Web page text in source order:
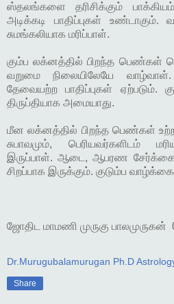
ஸ்தலங்களை தரிசிக்கும்
அடிக்கடி பாதிப்புகள்
சுமங்கலியாக மரிப்பாள்.
கும்ப லக்னத்தில் பிறந்த பெண்கள்
வறுமை நிலையிலேயே
தேவையற்ற பாதிப்புகள் ஏற்படும்.
திருப்தியாக அமையாது.
மீன லக்னத்தில் பிறந்த பெண்கள்
சுபாவமும், பெரியவர்களிடம்
இருப்பாள். ஆடை, ஆபரண
சிறப்பாக இருக்கும். குடும்ப
ஜோதிட மாமணி முருகு பாலமுருகன்
Dr.Murugubalamurugan Ph.D
Share